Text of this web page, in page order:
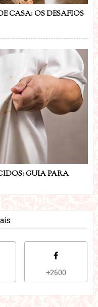
CASA: OS DESAFIOS
GUIA PARA
+2600